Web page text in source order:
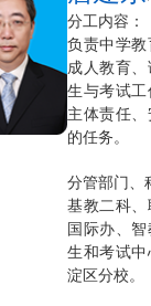
分工内容：
负责中学
成人教育
生与考试
主体责任
的任务。
分管部门、
基教二科、
国际办、
生和考试
淀区分校。